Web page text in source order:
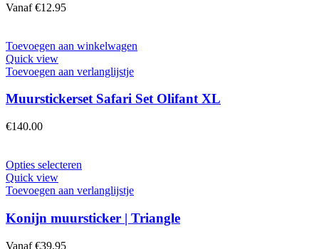
worden
op
de
productpagina
Vanaf €12.95
Toevoegen aan winkelwagen
Quick view
Toevoegen aan verlanglijstje
Muurstickerset Safari Set Olifant XL
€140.00
Opties selecteren
heeft
variaties.
Deze
Quick view
Toevoegen aan verlanglijstje
Konijn muursticker | Triangle
Vanaf €39.95